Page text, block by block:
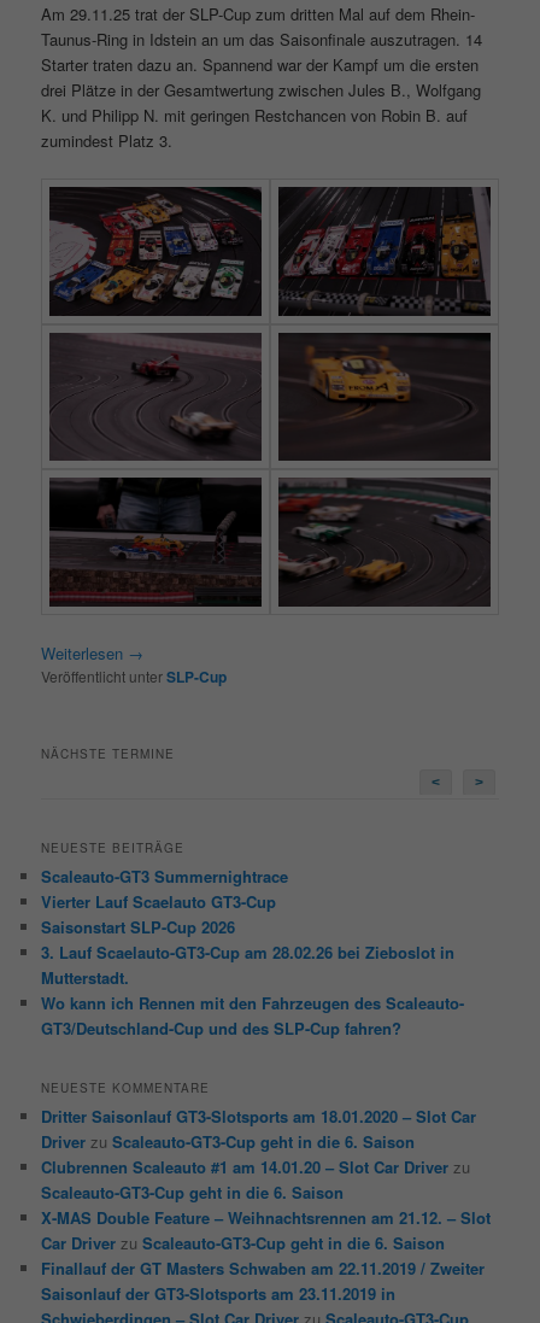
Am 29.11.25 trat der SLP-Cup zum dritten Mal auf dem Rhein-
Taunus-Ring in Idstein an um das Saisonfinale auszutragen. 14
Starter traten dazu an. Spannend war der Kampf um die ersten
drei Plätze in der Gesamtwertung zwischen Jules B., Wolfgang
K. und Philipp N. mit geringen Restchancen von Robin B. auf
zumindest Platz 3.
Weiterlesen →
Veröffentlicht unterSLP-Cup
NÄCHSTE TERMINE
<
>
NEUESTE BEITRÄGE
Scaleauto-GT3 Summernightrace
Vierter Lauf Scaelauto GT3-Cup
Saisonstart SLP-Cup 2026
3. Lauf Scaelauto-GT3-Cup am 28.02.26 bei Zieboslot in
Mutterstadt.
Wo kann ich Rennen mit den Fahrzeugen des Scaleauto-
GT3/Deutschland-Cup und des SLP-Cup fahren?
NEUESTE KOMMENTARE
Dritter Saisonlauf GT3-Slotsports am 18.01.2020 – Slot Car
Driver zuScaleauto-GT3-Cup geht in die 6. Saison
Clubrennen Scaleauto #1 am 14.01.20 – Slot Car Driver zu
Scaleauto-GT3-Cup geht in die 6. Saison
X-MAS Double Feature – Weihnachtsrennen am 21.12. – Slot
Car Driver zuScaleauto-GT3-Cup geht in die 6. Saison
Finallauf der GT Masters Schwaben am 22.11.2019 / Zweiter
Saisonlauf der GT3-Slotsports am 23.11.2019 in